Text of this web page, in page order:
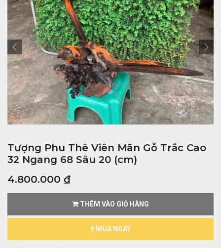
Tượng Phu Thê Viên Mãn Gỗ Trắc Cao
32 Ngang 68 Sâu 20 (cm)
4.800.000 ₫
THÊM VÀO GIỎ HÀNG
MUA NGAY